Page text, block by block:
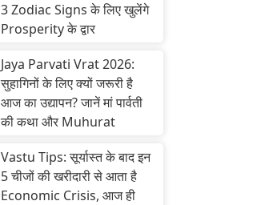
3 Zodiac Signs के लिए खुलेंगे
Prosperity के द्वार
Jaya Parvati Vrat 2026:
सुहागिनों के लिए क्यों जरूरी है
आज का उद्यापन? जानें मां पार्वती
की कथा और Muhurat
Vastu Tips: सूर्यास्त के बाद इन
5 चीजों की खरीदारी से आता है
Economic Crisis, आज ही